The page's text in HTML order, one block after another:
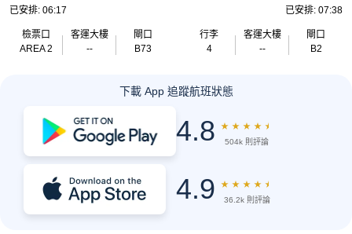
已安排: 06:17
檢票口
AREA 2
客運大樓
--
閘口
B73
已安排: 07:38
行李
4
客運大樓
--
閘口
B2
下載 App 追蹤航班狀態
4.8 ★ ★ ★ ★ ★
504k 則評論
4.9 ★ ★ ★ ★ ★
36.2k 則評論